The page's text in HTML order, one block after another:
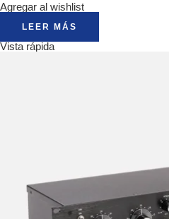
Agregar al wishlist
LEER MÁS
Vista rápida